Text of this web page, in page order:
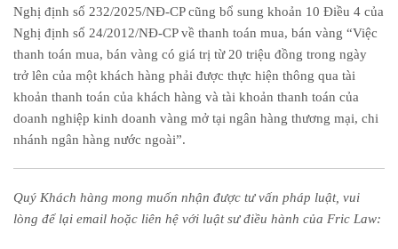
Nghị định số 232/2025/NĐ-CP cũng bổ sung khoản 10 Điều 4 của
Nghị định số 24/2012/NĐ-CP về thanh toán mua, bán vàng “Việc
thanh toán mua, bán vàng có giá trị từ 20 triệu đồng trong ngày
trở lên của một khách hàng phải được thực hiện thông qua tài
khoản thanh toán của khách hàng và tài khoản thanh toán của
doanh nghiệp kinh doanh vàng mở tại ngân hàng thương mại, chi
nhánh ngân hàng nước ngoài”.
Quý Khách hàng mong muốn nhận được tư vấn pháp luật, vui
lòng để lại email hoặc liên hệ với luật sư điều hành của Fric Law: